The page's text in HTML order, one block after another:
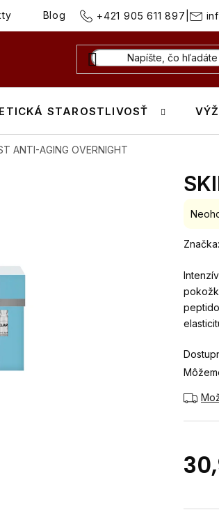
Blog +421 905 611 897
STAROSTLIVOSŤ
ANTI-AGING OVERNIGHT
0,0
z
5
Značka: